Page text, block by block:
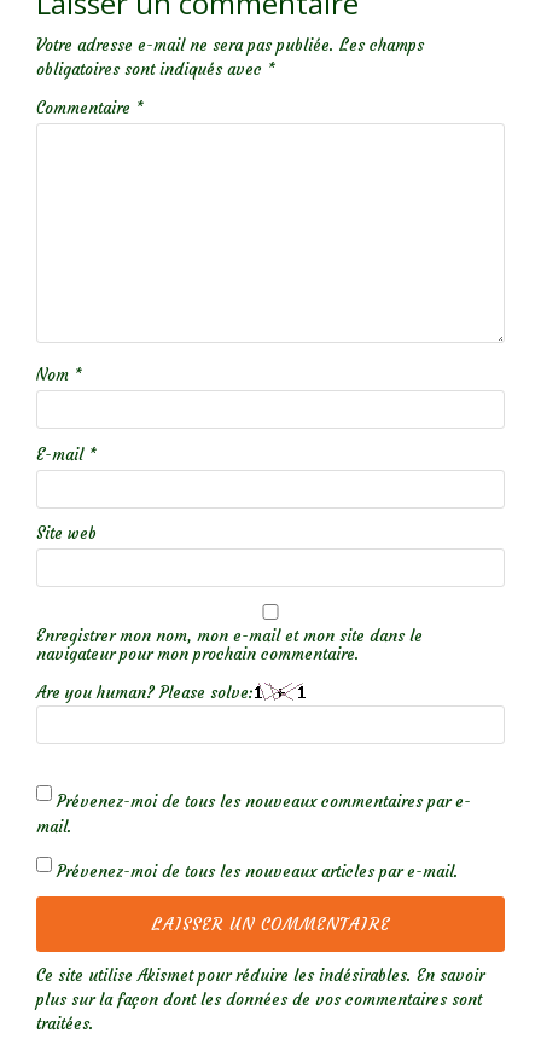
Votre adresse e-mail ne sera pas publiée. Les champs
obligatoires sont indiqués avec *
Commentaire *
Nom *
E-mail *
Site web
Enregistrer mon nom, mon e-mail et mon site dans le
navigateur pour mon prochain commentaire.
Are you human? Please solve:
Prévenez-moi de tous les nouveaux commentaires par e-
mail.
Prévenez-moi de tous les nouveaux articles par e-mail.
Ce site utilise Akismet pour réduire les indésirables. En savoir
plus sur la façon dont les données de vos commentaires sont
traitées.